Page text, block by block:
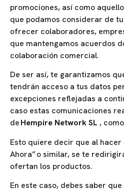
promociones, así como
que podamos considerar de
ofrecer colaboradores,
que mantengamos acuerdos
colaboración comercial.
De ser así, te garantizamos
tendrán acceso a tus datos
excepciones reflejadas a
caso estas comunicaciones
deHempire Network SL ,
Esto quiere decir que al hacer
Ahora” o similar, se te
ofertan los productos.
En este caso, debes saber